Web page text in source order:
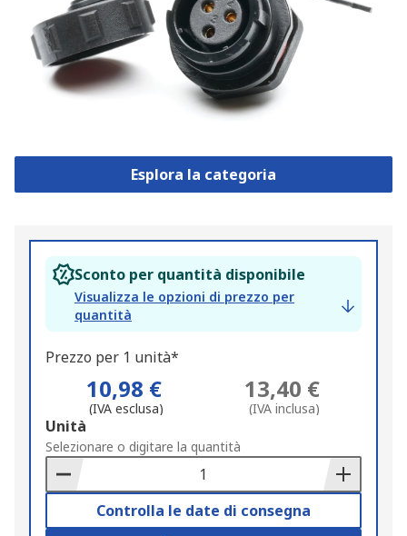
Esplora la categoria
Sconto per quantità disponibile
Visualizza le opzioni di prezzo per
quantità
Prezzo per 1 unità*
10,98 €
(IVA esclusa)
13,40 €
(IVA inclusa)
Add
to
Basket
Unità
Selezionare o digitare la quantità
Controlla le date di consegna